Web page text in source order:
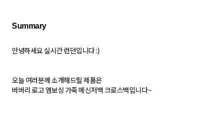
Summary
안녕하세요 실시간 런던입니다 :)
오늘 여러분께 소개해드릴 제품은
버버리 로고 엠보싱 가죽 메신저백 크로스백입니다~